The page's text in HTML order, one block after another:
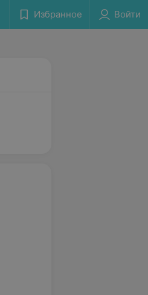
Избранное Войти